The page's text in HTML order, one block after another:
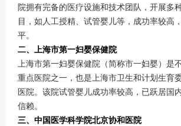
院拥有完备的医疗设施和技术团队，开展多
目，如人工授精、试管婴儿等，成功率较高
平。
二、上海市第一妇婴保健院
上海市第一妇婴保健院（简称市一妇婴）是
重点医院之一，也是上海市卫生和计划生育
医院。该院试管婴儿成功率较高，已跃居国
信赖。
三、中国医学科学院北京协和医院